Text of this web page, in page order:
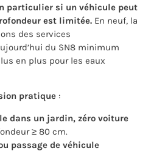
particulier si un véhicule peut
est limitée. En neuf, la
des services
du SN8 minimum
en plus pour les eaux
pratique :
dans un jardin, zéro voiture
≥ 80 cm.
passage de véhicule